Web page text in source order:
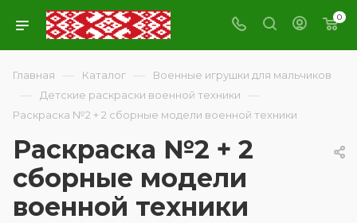
0
Главная — Каталог — Военные игрушки для мальчиков
— Детские раскраски военной техники —
Раскраска №2 + 2 сборные модели военной техники
Раскраска №2 + 2
сборные модели
военной техники